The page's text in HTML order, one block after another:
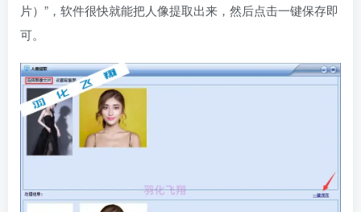
片）”，软件很快就能把人像提取出来，然后点击一键保存即
可。